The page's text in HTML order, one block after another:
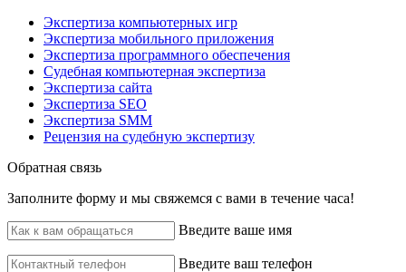
Экспертиза компьютерных игр
Экспертиза мобильного приложения
Экспертиза программного обеспечения
Судебная компьютерная экспертиза
Экспертиза сайта
Экспертиза SEO
Экспертиза SMM
Рецензия на судебную экспертизу
Обратная связь
Заполните форму и мы свяжемся с вами в течение часа!
Введите ваше имя
Введите ваш телефон